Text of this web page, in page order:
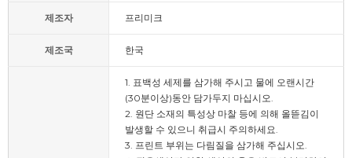
제조자 프리미크
제조국 한국
1. 표백성 세제를 삼가해 주시고 물에 오랜시간
(30분이상)동안 담가두지 마십시오.
2. 원단 소재의 특성상 마찰 등에 의해 올뜯김이
발생할 수 있으니 취급시 주의하세요.
3. 프린트 부위는 다림질을 삼가해 주십시오.